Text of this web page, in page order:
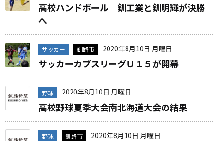
高校ハンドボール 釧工業と釧明輝が決勝
へ
サッカー 釧路市 2020年8月10日 月曜日
サッカーカブスリーグＵ１５が開幕
野球 2020年8月10日 月曜日
高校野球夏季大会南北海道大会の結果
野球 釧路市 2020年8月10日 月曜日